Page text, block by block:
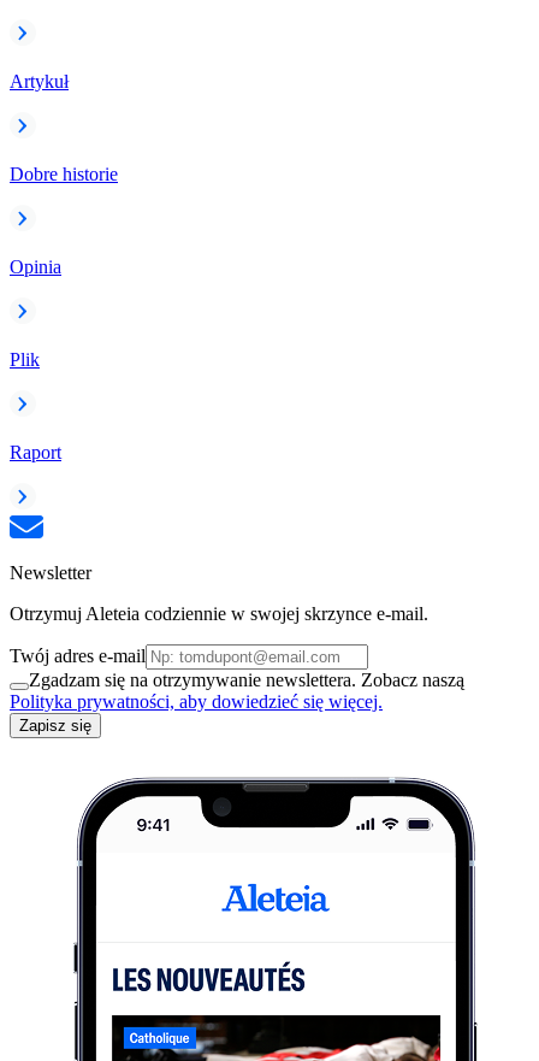
Artykuł
Dobre historie
Opinia
Plik
Raport
Newsletter
Otrzymuj Aleteia codziennie w swojej skrzynce e-mail.
Twój adres e-mail
Zgadzam się na otrzymywanie newslettera. Zobacz naszą
Polityka prywatności, aby dowiedzieć się więcej.
Zapisz się